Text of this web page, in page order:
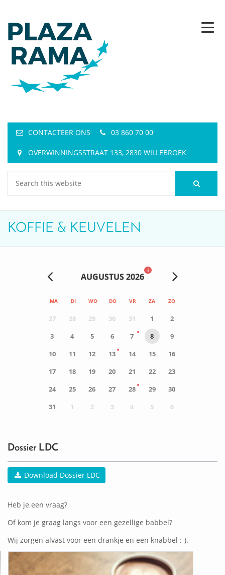
CONTACTEER ONS 03 860 70 00
OVERWINNINGSSTRAAT 133, 2830 WILLEBROEK
KOFFIE & KEUVELEN
AUGUSTUS 2026
3
MA DI WO DO VR ZA ZO
27 28 29 30 31 1
2
3
4 5 6 7 8
9
10
11 12 13 14 15
16
17
18 19 20 21 22
23
24
25 26 27 28 29
30
31
1 2 3 4 5 6
Dossier LDC
Download Dossier LDC
Heb je een vraag?
Of kom je graag langs voor een gezellige babbel?
Wij zorgen alvast voor een drankje en een knabbel :-).